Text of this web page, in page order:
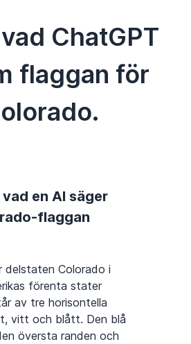
ChatGPT
flaggan för
en AI säger
flaggan
delstaten Colorado i
förenta stater
av tre horisontella
vitt och blått. Den blå
översta randen och